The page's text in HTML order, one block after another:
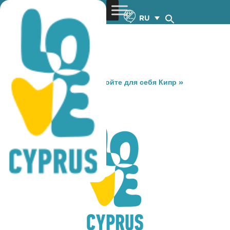
RU
You are here: Home »Откройте для себя Кипр »
Gastronomy
» DA LUZ
DA LUZ